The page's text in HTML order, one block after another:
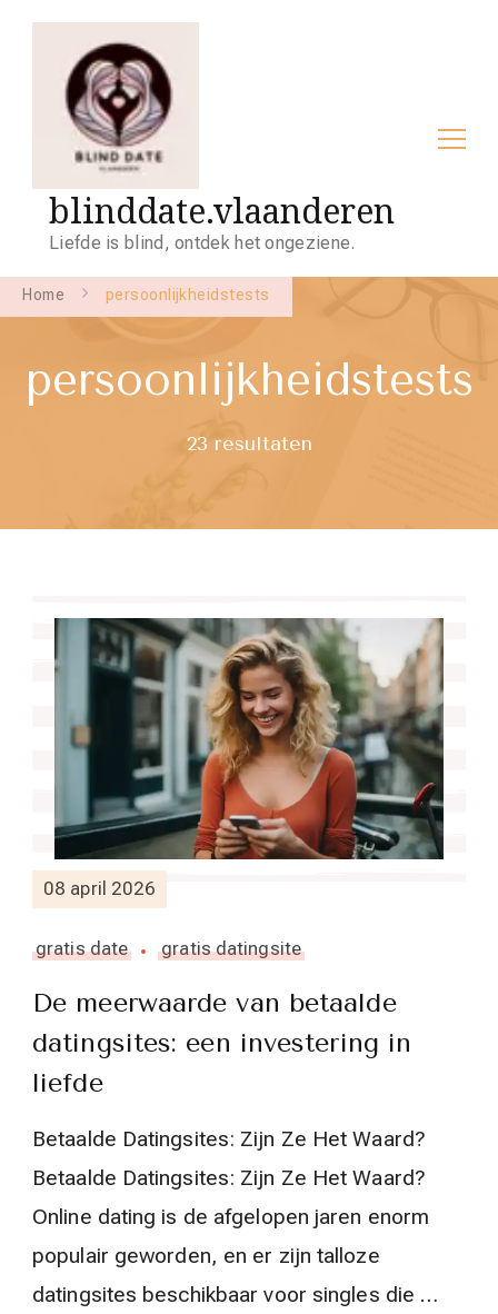
blinddate.vlaanderen
Liefde is blind, ontdek het ongeziene.
Home persoonlijkheidstests
persoonlijkheidstests
23 resultaten
08 april 2026
gratis date gratis datingsite
De meerwaarde van betaalde
datingsites: een investering in
liefde
Betaalde Datingsites: Zijn Ze Het Waard?
Betaalde Datingsites: Zijn Ze Het Waard?
Online dating is de afgelopen jaren enorm
populair geworden, en er zijn talloze
datingsites beschikbaar voor singles die …